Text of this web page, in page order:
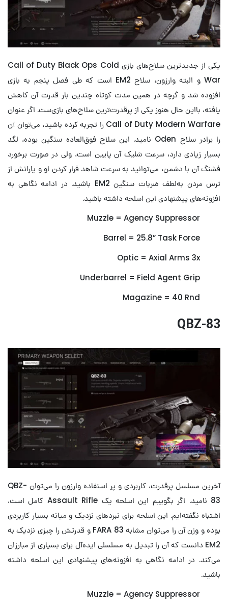
یکی از جدیدترین سلاح‌های بازی Call of Duty Black Ops Cold
War و البته وارزون، سلاح EM2 است که طی فصل پنجم به بازی
افزوده شد و گرچه در همین مدت کوتاه چندین بار قدرت آن کاهش
یافته، بااین حال هنوز یکی از پرقدرت‌ترین سلاح‌های بازی‌ست. اگر عنوان
Call of Duty Modern Warfare را تجربه کرده باشید، می‌توان آن
را برادر سلاح Oden نامید. این سلاح فوق‌العاده سنگین بوده، لگد
بسیار زیادی دارد، سرعت شلیک آن پایین است، ولی در صورت برخورد
فشنگ آن با دشمن، می‌توانید به سرعت شاهد فرار کردن او و یارانش از
ترس مردن به‌لطف ضربات سنگین EM2 باشید. در ادامه نگاهی به
افزونه‌های پیشنهادی این اسلحه داشته باشید.
Muzzle = Agency Suppressor
Barrel = 25.8” Task Force
Optic = Axial Arms 3x
Underbarrel = Field Agent Grip
Magazine = 40 Rnd
QBZ-83
آخرین مسلسل پرقدرت، کاربردی و پر استفاده وارزون را می‌توان QBZ-
83 نامید. اگر بگوییم این اسلحه یک Assault Rifle کامل است،
اشتباه نگفته‌ایم. این اسلحه برای نبردهای نزدیک و میانه بسیار کاربردی
بوده و وزن آن را می‌توان مشابه FARA 83 و قدرتش را چیزی نزدیک به
EM2 دانست که آن را تبدیل به مسلسلی ایده‌آل برای بسیاری از مبارزان
می‌کند. در ادامه نگاهی به افزونه‌های پیشنهادی این اسلحه داشته
باشید.
Muzzle = Agency Suppressor